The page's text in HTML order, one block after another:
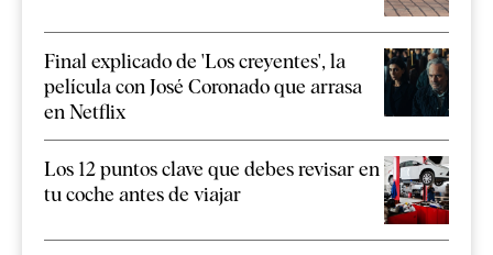
Final explicado de 'Los creyentes', la
película con José Coronado que arrasa
en Netflix
Los 12 puntos clave que debes revisar en
tu coche antes de viajar